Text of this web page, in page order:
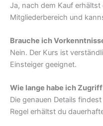
Ja, nach dem Kauf
Mitgliederbereich und
Brauche ich
Nein. Der Kurs ist
Einsteiger geeignet.
Wie lange habe ich
Die genauen Details
Regel erhältst du